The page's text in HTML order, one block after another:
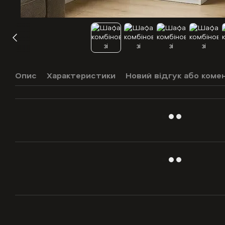
Опис Характеристики Новий відгук або